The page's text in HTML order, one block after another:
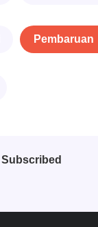
Subscribed